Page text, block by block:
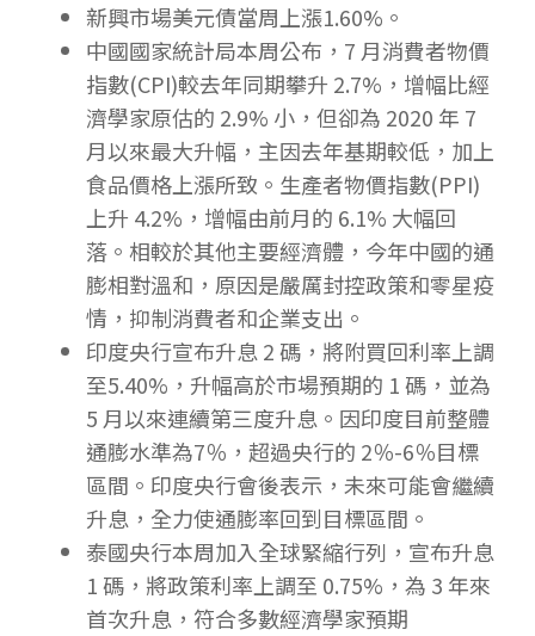
新興市場美元債當周上漲1.60%。
中國國家統計局本周公布，7 月消費者物價
指數(CPI)較去年同期攀升 2.7%，增幅比經
濟學家原估的 2.9% 小，但卻為 2020 年 7
月以來最大升幅，主因去年基期較低，加上
食品價格上漲所致。生產者物價指數(PPI)
上升 4.2%，增幅由前月的 6.1% 大幅回
落。相較於其他主要經濟體，今年中國的通
膨相對溫和，原因是嚴厲封控政策和零星疫
情，抑制消費者和企業支出。
印度央行宣布升息 2 碼，將附買回利率上調
至5.40%，升幅高於市場預期的 1 碼，並為
5 月以來連續第三度升息。因印度目前整體
通膨水準為7％，超過央行的 2％-6％目標
區間。印度央行會後表示，未來可能會繼續
升息，全力使通膨率回到目標區間。
泰國央行本周加入全球緊縮行列，宣布升息
1 碼，將政策利率上調至 0.75%，為 3 年來
首次升息，符合多數經濟學家預期